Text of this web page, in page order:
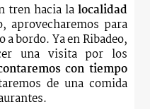
tren hacia la localidad
aprovecharemos para
bordo. Ya en Ribadeo,
una visita por los
con tiempo
de una comida